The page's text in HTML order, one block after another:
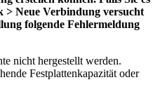
> Neue Verbindung versucht
folgende Fehlermeldung
nicht hergestellt werden.
Festplattenkapazität oder